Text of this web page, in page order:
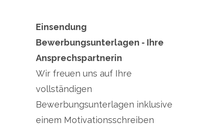
Einsendung
Bewerbungsunterlagen - Ihre
Ansprechspartnerin
Wir freuen uns auf Ihre
vollständigen
Bewerbungsunterlagen inklusive
einem Motivationsschreiben